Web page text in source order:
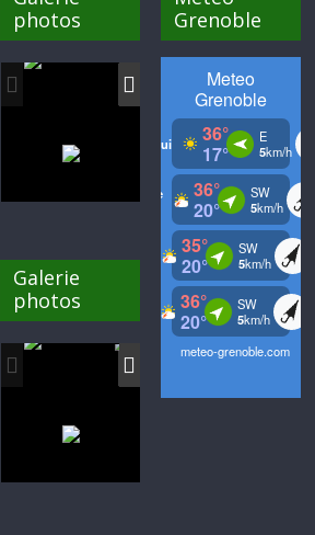
photos
Galerie
photos
Grenoble